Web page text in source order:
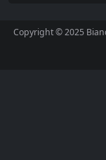
Copyright © 2025